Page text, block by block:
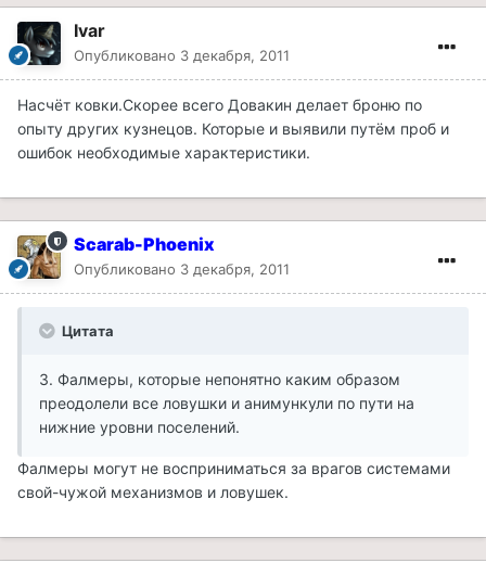
Ivar
Опубликовано 3 декабря, 2011
Насчёт ковки.Скорее всего Довакин делает броню по
опыту других кузнецов. Которые и выявили путём проб и
ошибок необходимые характеристики.
Scarab-Phoenix
Опубликовано 3 декабря, 2011
Цитата
3. Фалмеры, которые непонятно каким образом
преодолели все ловушки и анимункули по пути на
нижние уровни поселений.
Фалмеры могут не восприниматься за врагов системами
свой-чужой механизмов и ловушек.